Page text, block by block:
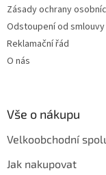
Zásady ochrany
Odstoupení od smlouvy
Reklamační řád
O nás
Vše o nákupu
Velkoobchodní
Jak nakupovat